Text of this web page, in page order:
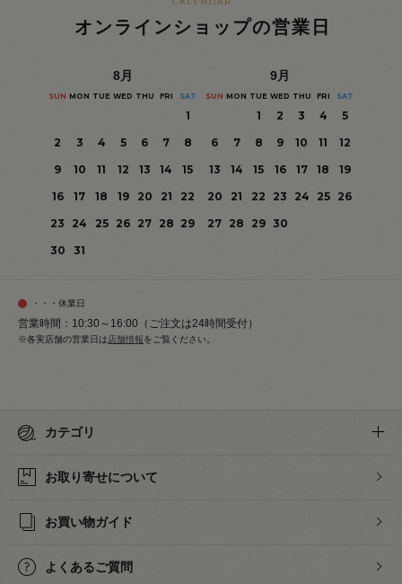
オンラインショップの営業日
8月
SUN MON TUE WED THU FRI SAT
1
2
3 4 5 6 7
8
9
10 11 12 13 14
15
16
17 18 19 20 21
22
23
24 25 26 27 28 29
30
31
9月
SUN MON TUE WED THU FRI SAT
1 2 3 4
5
6
7 8 9 10 11
12
13
14 15 16 17 18
19
20
21 22 23 24 25
26
27 28 29 30
・・・休業日
営業時間：10:30～16:00（ご注文は24時間受付）
※各実店舗の営業日は 店舗情報をご覧ください。
カテゴリ
お取り寄せについて
お買い物ガイド
よくあるご質問